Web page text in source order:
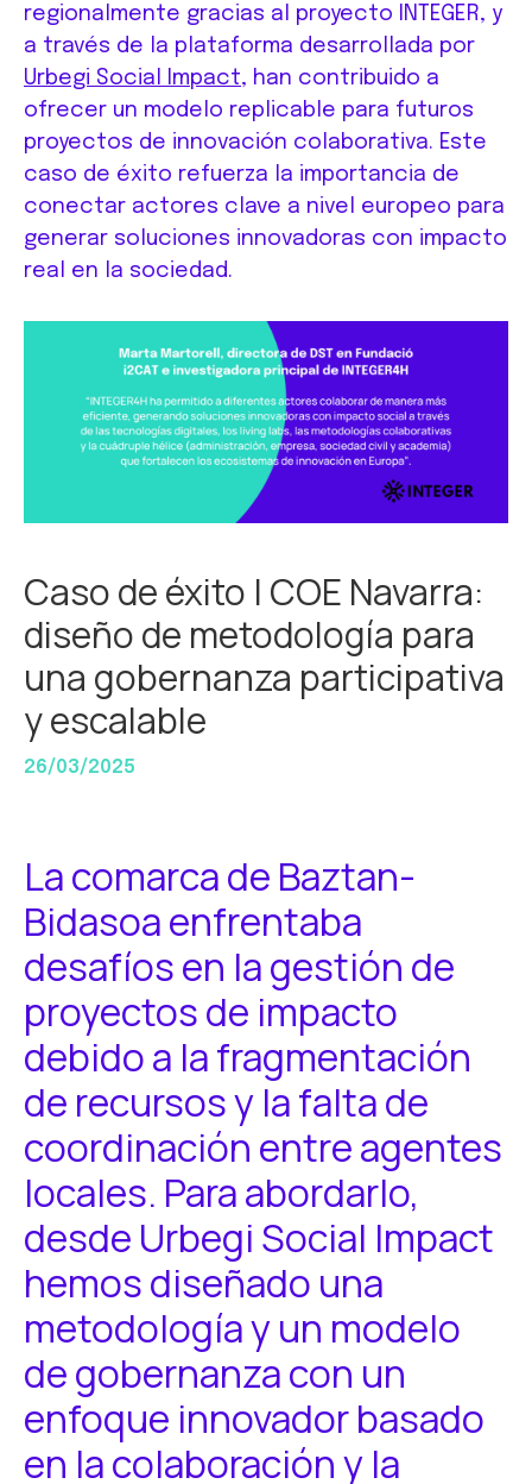
regionalmente gracias al proyecto INTEGER, y
a través de la plataforma desarrollada por
Urbegi Social Impact, han contribuido a
ofrecer un modelo replicable para futuros
proyectos de innovación colaborativa. Este
caso de éxito refuerza la importancia de
conectar actores clave a nivel europeo para
generar soluciones innovadoras con impacto
real en la sociedad.
Caso de éxito | COE Navarra:
diseño de metodología para
una gobernanza participativa
y escalable
26/03/2025
La comarca de Baztan-
Bidasoa enfrentaba
desafíos en la gestión de
proyectos de impacto
debido a la fragmentación
de recursos y la falta de
coordinación entre agentes
locales. Para abordarlo,
desde Urbegi Social Impact
hemos diseñado una
metodología y un modelo
de gobernanza con un
enfoque innovador basado
en la colaboración y la